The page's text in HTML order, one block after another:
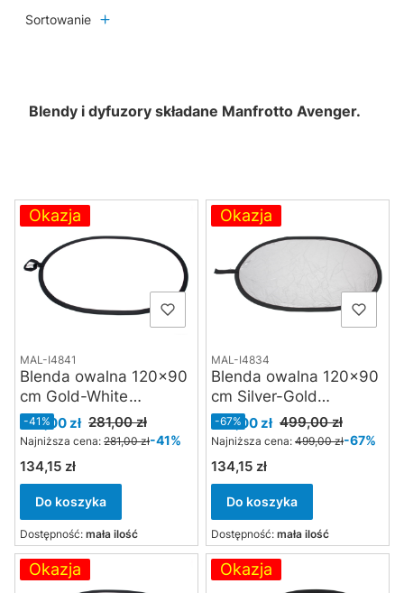
Sortowanie
Blendy i dyfuzory składane Manfrotto Avenger.
Lista produktów
Okazja
MAL-I4841
Blenda owalna 120x90
cm Gold-White
Manfrotto Avenger
I4841
Cena promocyjna
165,00 zł 281,00 zł
-41%
Najniższa cena: 281,00 zł-41%
Cena
134,15 zł
Do koszyka
Dostępność: mała ilość
Okazja
MAL-I4834
Blenda owalna 120x90
cm Silver-Gold
Manfrotto Avenger
I4834
Cena promocyjna
165,00 zł 499,00 zł
-67%
Najniższa cena: 499,00 zł-67%
Cena
134,15 zł
Do koszyka
Dostępność: mała ilość
Okazja Okazja